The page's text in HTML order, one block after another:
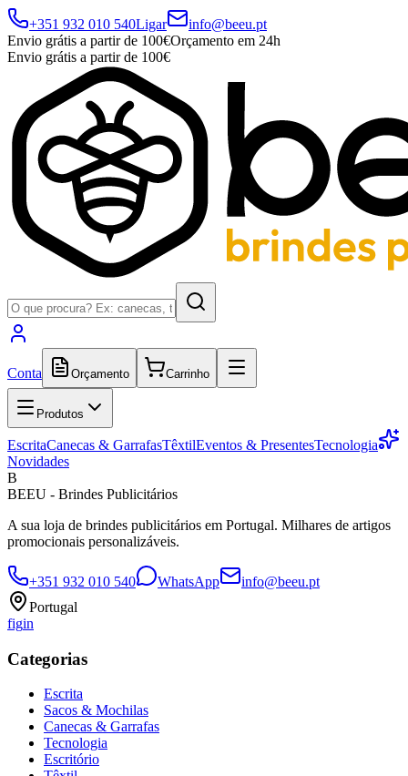
+351 932 010 540Ligar
info@beeu.pt
Envio grátis a partir de 100€Orçamento em 24h
Envio grátis a partir de 100€
Conta Orçamento Carrinho
Produtos
EscritaCanecas & GarrafasTêxtilEventos & PresentesTecnologia
Novidades
B
BEEU - Brindes Publicitários
A sua loja de brindes publicitários em Portugal. Milhares de artigos
promocionais personalizáveis.
+351 932 010 540 WhatsApp
info@beeu.pt
Portugal
figin
Categorias
Escrita
Sacos & Mochilas
Canecas & Garrafas
Tecnologia
Escritório